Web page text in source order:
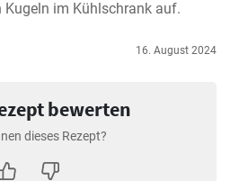
Kugeln im Kühlschrank auf.
16. August 2024
bewerten
dieses Rezept?